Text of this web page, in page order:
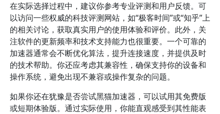
在实际选择过程中，建议你参考专业评测和用户反馈。可
以访问一些权威的科技评测网站，如“极客时间”或“知乎”上
的相关讨论，获取真实用户的使用体验和评价。此外，关
注软件的更新频率和技术支持能力也很重要。一个可靠的
加速器通常会不断优化算法，提升连接速度，并提供及时
的技术帮助。你还应考虑其兼容性，确保支持你的设备和
操作系统，避免出现不兼容或操作复杂的问题。
如果你还在犹豫是否尝试黑猫加速器，可以试用其免费版
或短期体验版。通过实际使用，你能直观感受到其性能表